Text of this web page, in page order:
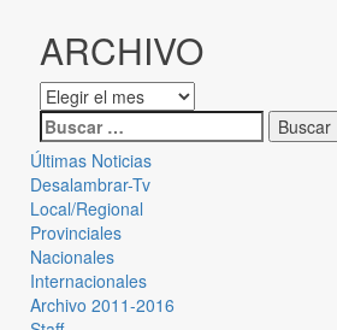
ARCHIVO
Últimas Noticias
Desalambrar-Tv
Local/Regional
Provinciales
Nacionales
Internacionales
Archivo 2011-2016